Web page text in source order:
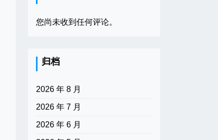
您尚未收到任何评论。
归档
2026 年 8 月
2026 年 7 月
2026 年 6 月